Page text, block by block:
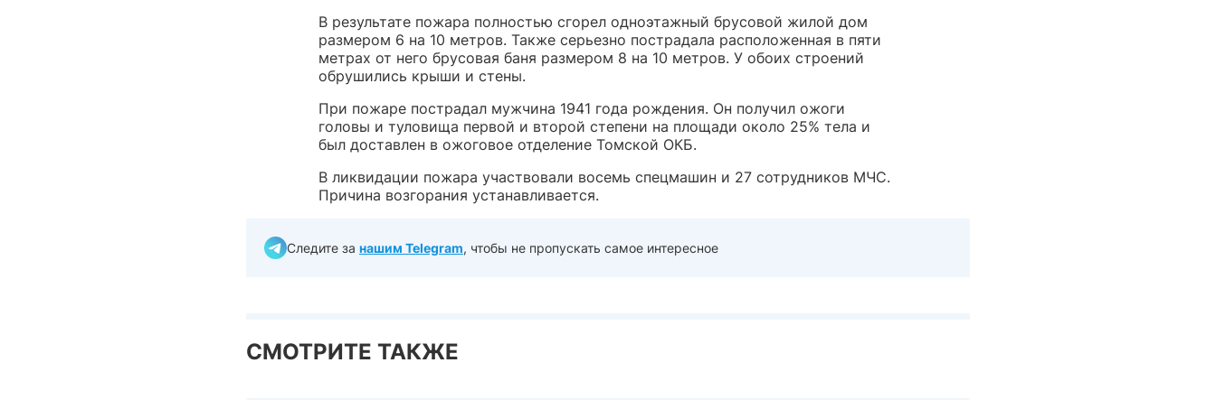
В результате пожара полностью сгорел одноэтажный брусовой жилой дом
размером 6 на 10 метров. Также серьезно пострадала расположенная в пяти
метрах от него брусовая баня размером 8 на 10 метров. У обоих строений
обрушились крыши и стены.
При пожаре пострадал мужчина 1941 года рождения. Он получил ожоги
головы и туловища первой и второй степени на площади около 25% тела и
был доставлен в ожоговое отделение Томской ОКБ.
В ликвидации пожара участвовали восемь спецмашин и 27 сотрудников МЧС.
Причина возгорания устанавливается.
Следите за нашим Telegram, чтобы не пропускать самое интересное
СМОТРИТЕ ТАКЖЕ